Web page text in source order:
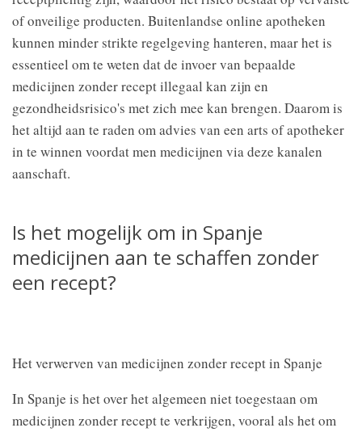
of onveilige producten. Buitenlandse online apotheken
kunnen minder strikte regelgeving hanteren, maar het is
essentieel om te weten dat de invoer van bepaalde
medicijnen zonder recept illegaal kan zijn en
gezondheidsrisico's met zich mee kan brengen. Daarom is
het altijd aan te raden om advies van een arts of apotheker
in te winnen voordat men medicijnen via deze kanalen
aanschaft.
Is het mogelijk om in Spanje
medicijnen aan te schaffen zonder
een recept?
Het verwerven van medicijnen zonder recept in Spanje
In Spanje is het over het algemeen niet toegestaan om
medicijnen zonder recept te verkrijgen, vooral als het om